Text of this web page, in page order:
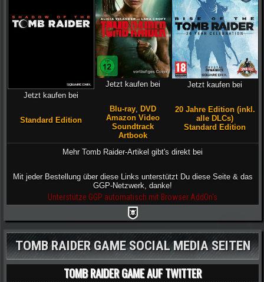
Jetzt kaufen bei
Standard Edition
Jetzt kaufen bei
Blu-ray DVD
Amazon Video
Soundtrack
Artbook
Jetzt kaufen bei
20 Jahre Edition (inkl.
alle DLCs)
Standard Edition
Mehr Tomb Raider-Artikel gibt's direkt bei
Mit jeder Bestellung über diese Links unterstützt Du diese Seite & das
GGP-Netzwerk, danke!
Unterstütze GGP automatisch mit Browser AddOn's
TOMB RAIDER GAME SOCIAL MEDIA SEITEN
TOMB RAIDER GAME AUF TWITTER